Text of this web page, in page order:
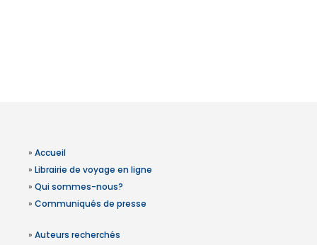
» Accueil
» Librairie de voyage en ligne
» Qui sommes-nous?
» Communiqués de presse
» Auteurs recherchés